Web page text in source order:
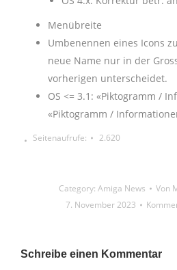
Menübreite
Umbenennen eines Icons
neue Name nur in der
vorherigen unterscheidet.
OS <= 3.1: «Piktogramm /
«Piktogramm /
Seitenaufrufe: 2.620
Category: Amiga News Von
7. November 2023
Schreibe einen Kommentar